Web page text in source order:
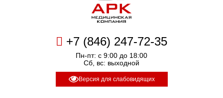
+7 (846) 247-72-35
Пн-пт: с 9:00 до 18:00
Сб, вс: выходной
Версия для слабовидящих